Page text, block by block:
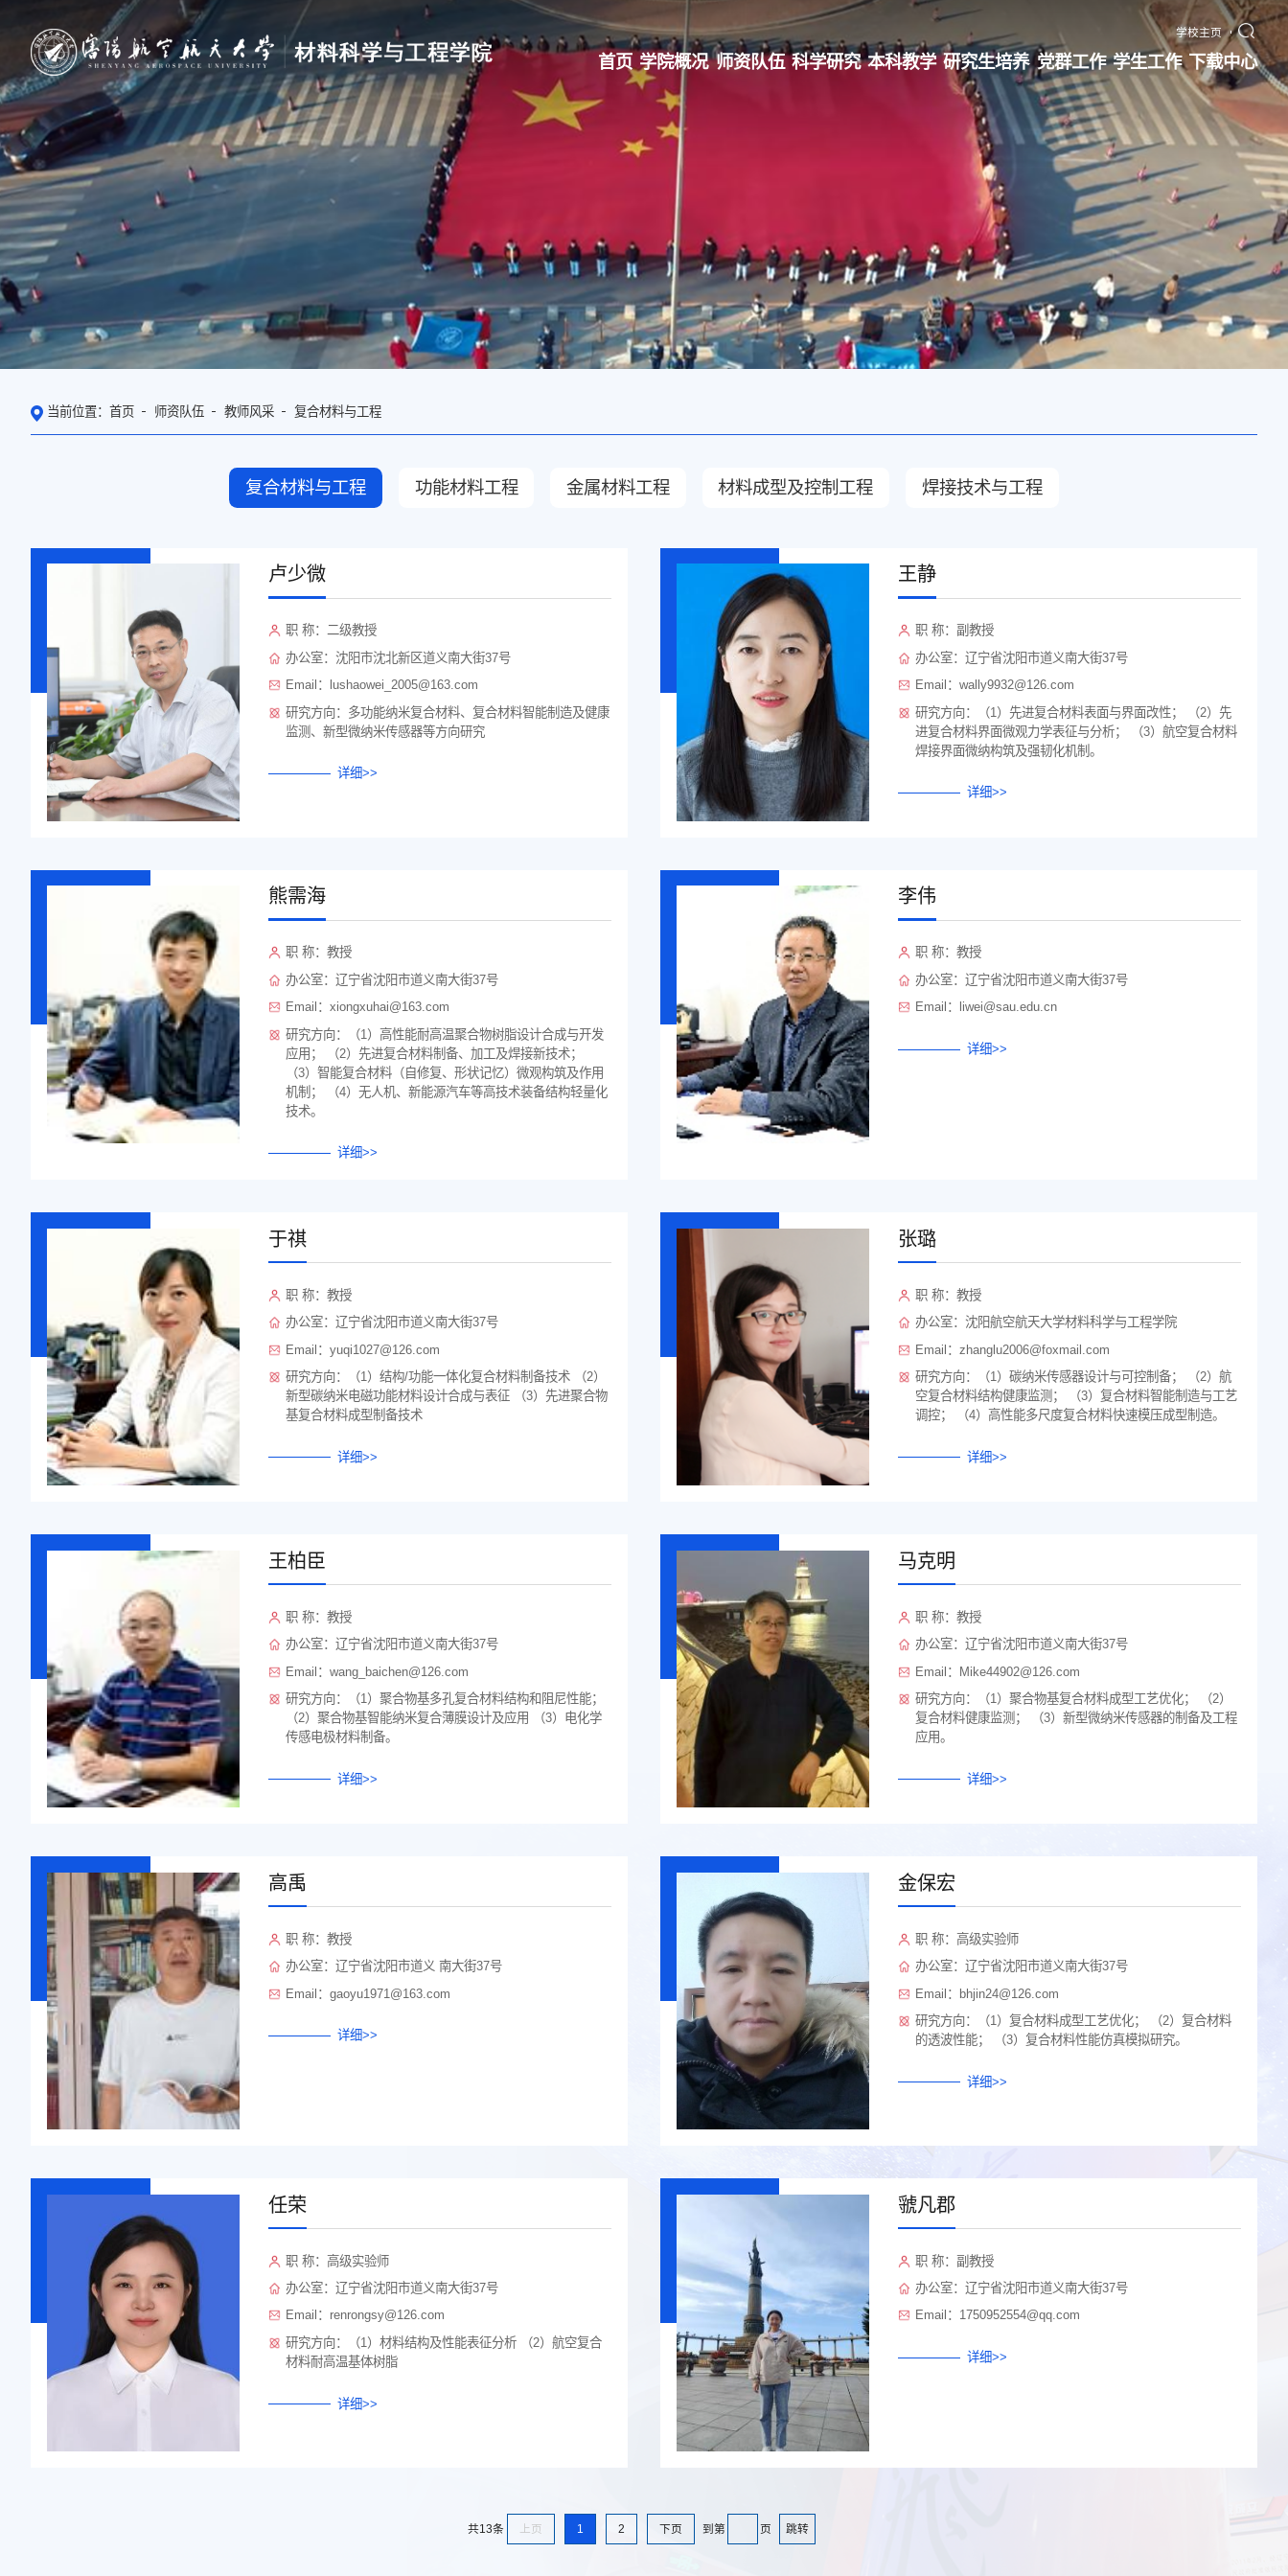
学校主页
首页 学院概况 师资队伍 科学研究 本科教学 研究生培养 党群工作 学生工作 下载中心
当前位置： 首页 师资队伍 教师风采 复合材料与工程
复合材料与工程 功能材料工程 金属材料工程 材料成型及控制工程 焊接技术与工程
卢少微
职 称：二级教授
办公室：沈阳市沈北新区道义南大街37号
Email：lushaowei_2005@163.com
研究方向：多功能纳米复合材料、复合材料智能制造及健康
监测、新型微纳米传感器等方向研究
详细>>
王静
职 称：副教授
办公室：辽宁省沈阳市道义南大街37号
Email：wally9932@126.com
研究方向：（1）先进复合材料表面与界面改性； （2）先
进复合材料界面微观力学表征与分析； （3）航空复合材料
焊接界面微纳构筑及强韧化机制。
详细>>
熊需海
职 称：教授
办公室：辽宁省沈阳市道义南大街37号
Email：xiongxuhai@163.com
研究方向：（1）高性能耐高温聚合物树脂设计合成与开发
应用； （2）先进复合材料制备、加工及焊接新技术；
（3）智能复合材料（自修复、形状记忆）微观构筑及作用
机制； （4）无人机、新能源汽车等高技术装备结构轻量化
技术。
详细>>
李伟
职 称：教授
办公室：辽宁省沈阳市道义南大街37号
Email：liwei@sau.edu.cn
详细>>
于祺
职 称：教授
办公室：辽宁省沈阳市道义南大街37号
Email：yuqi1027@126.com
研究方向：（1）结构/功能一体化复合材料制备技术 （2）
新型碳纳米电磁功能材料设计合成与表征 （3）先进聚合物
基复合材料成型制备技术
详细>>
张璐
职 称：教授
办公室：沈阳航空航天大学材料科学与工程学院
Email：zhanglu2006@foxmail.com
研究方向：（1）碳纳米传感器设计与可控制备； （2）航
空复合材料结构健康监测； （3）复合材料智能制造与工艺
调控； （4）高性能多尺度复合材料快速模压成型制造。
详细>>
王柏臣
职 称：教授
办公室：辽宁省沈阳市道义南大街37号
Email：wang_baichen@126.com
研究方向：（1）聚合物基多孔复合材料结构和阻尼性能；
（2）聚合物基智能纳米复合薄膜设计及应用 （3）电化学
传感电极材料制备。
详细>>
马克明
职 称：教授
办公室：辽宁省沈阳市道义南大街37号
Email：Mike44902@126.com
研究方向：（1）聚合物基复合材料成型工艺优化； （2）
复合材料健康监测； （3）新型微纳米传感器的制备及工程
应用。
详细>>
高禹
职 称：教授
办公室：辽宁省沈阳市道义 南大街37号
Email：gaoyu1971@163.com
详细>>
金保宏
职 称：高级实验师
办公室：辽宁省沈阳市道义南大街37号
Email：bhjin24@126.com
研究方向：（1）复合材料成型工艺优化； （2）复合材料
的透波性能； （3）复合材料性能仿真模拟研究。
详细>>
任荣
职 称：高级实验师
办公室：辽宁省沈阳市道义南大街37号
Email：renrongsy@126.com
研究方向：（1）材料结构及性能表征分析 （2）航空复合
材料耐高温基体树脂
详细>>
虢凡郡
职 称：副教授
办公室：辽宁省沈阳市道义南大街37号
Email：1750952554@qq.com
详细>>
共13条 上页 1 2 下页 到第 页 跳转